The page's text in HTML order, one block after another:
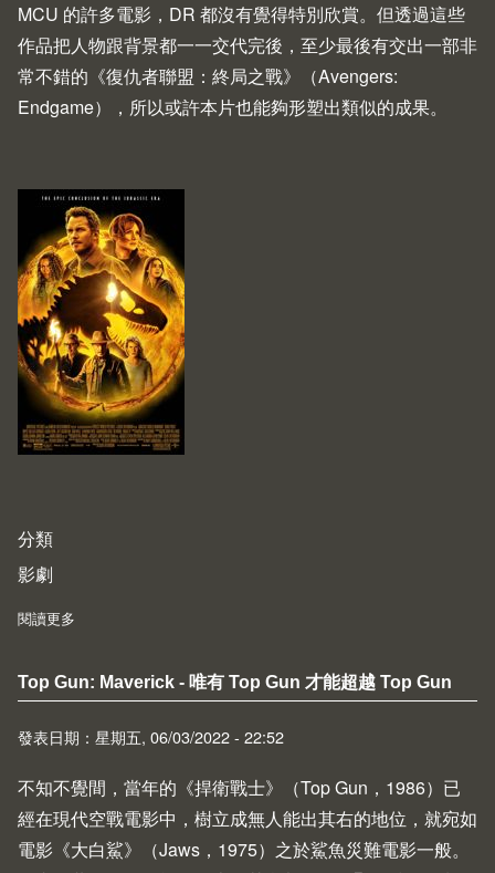
MCU 的許多電影，DR 都沒有覺得特別欣賞。但透過這些
作品把人物跟背景都一一交代完後，至少最後有交出一部非
常不錯的《復仇者聯盟：終局之戰》（Avengers:
Endgame），所以或許本片也能夠形塑出類似的成果。
分類
影劇
閱讀更多
Top Gun: Maverick - 唯有 Top Gun 才能超越 Top Gun
發表日期：星期五, 06/03/2022 - 22:52
不知不覺間，當年的《捍衛戰士》（Top Gun ，1986）已
經在現代空戰電影中，樹立成無人能出其右的地位，就宛如
電影《大白鯊》（Jaws ，1975）之於鯊魚災難電影一般。